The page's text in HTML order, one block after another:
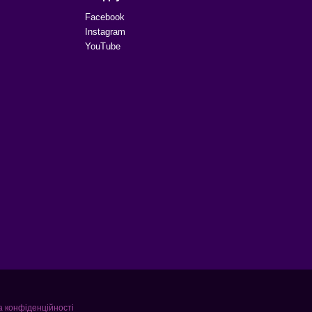
Facebook
Instagram
YouTube
конфіденційності